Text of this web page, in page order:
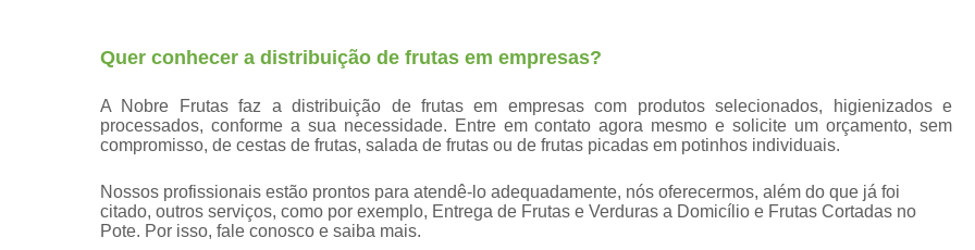
Frutas Higienizadas no Pote
Frutas Higienizadas para Escritório
Frutas Lavadas e Higienizadas
Delivery de Frutas a Empresas
Quer conhecer a distribuição de frutas em empresas?
A Nobre Frutas faz a distribuição de frutas em empresas com produtos selecionados, higienizados e
processados, conforme a sua necessidade. Entre em contato agora mesmo e solicite um orçamento, sem
compromisso, de cestas de frutas, salada de frutas ou de frutas picadas em potinhos individuais.
Nossos profissionais estão prontos para atendê-lo adequadamente, nós oferecermos, além do que já foi
citado, outros serviços, como por exemplo, Entrega de Frutas e Verduras a Domicílio e Frutas Cortadas no
Pote. Por isso, fale conosco e saiba mais.